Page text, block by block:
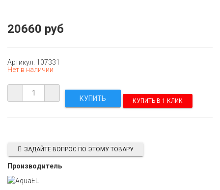
20660 руб
Артикул: 107331
Нет в наличии
КУПИТЬ В 1 КЛИК
ЗАДАЙТЕ ВОПРОС ПО ЭТОМУ ТОВАРУ
Производитель